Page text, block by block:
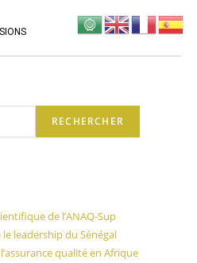
RECHERCHER
de l’ANAQ-Sup
leadership du Sénégal
qualité en Afrique